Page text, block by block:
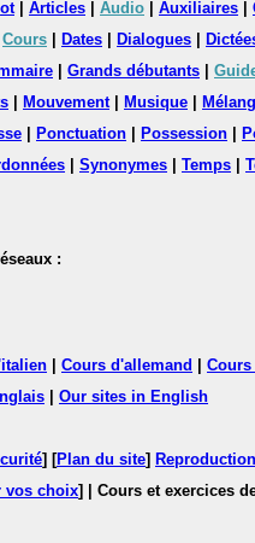
| Articles Audio Auxiliaires
Cours Dates Dialogues
Grands débutants
Mouvement| Musique
Ponctuation Possession
Synonymes Temps
:
Cours d'allemand Cours
Our sites in English
] [Plan du site]
vos choix]
| Cours et exercices